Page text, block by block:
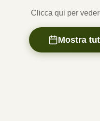
Clicca qui per
Mostra